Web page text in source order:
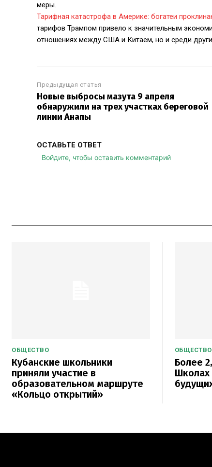
меры.
Тарифная катастрофа в Америке: богатеи
тарифов Трампом привело к значительным
отношениях между США и Китаем, но и среди
Предыдущая статья
Новые выбросы мазута 9 апреля
обнаружили на трех участках береговой
линии Анапы
ОСТАВЬТЕ ОТВЕТ
Войдите, чтобы оставить комментарий
ОБЩЕСТВО
Кубанские школьники
приняли участие в
образовательном маршруте
«Кольцо открытий»
ОБЩЕСТВО
Более
Школах